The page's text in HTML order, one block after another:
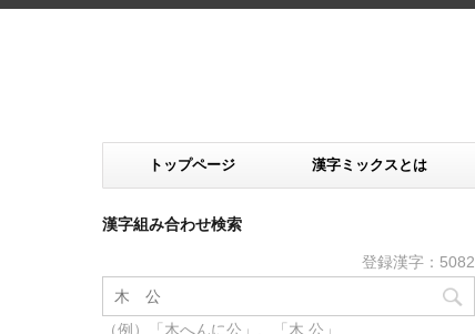
トップページ 漢字ミックスとは
漢字組み合わせ検索
登録漢字：5082
（例）「木へんに公」、「木 公」